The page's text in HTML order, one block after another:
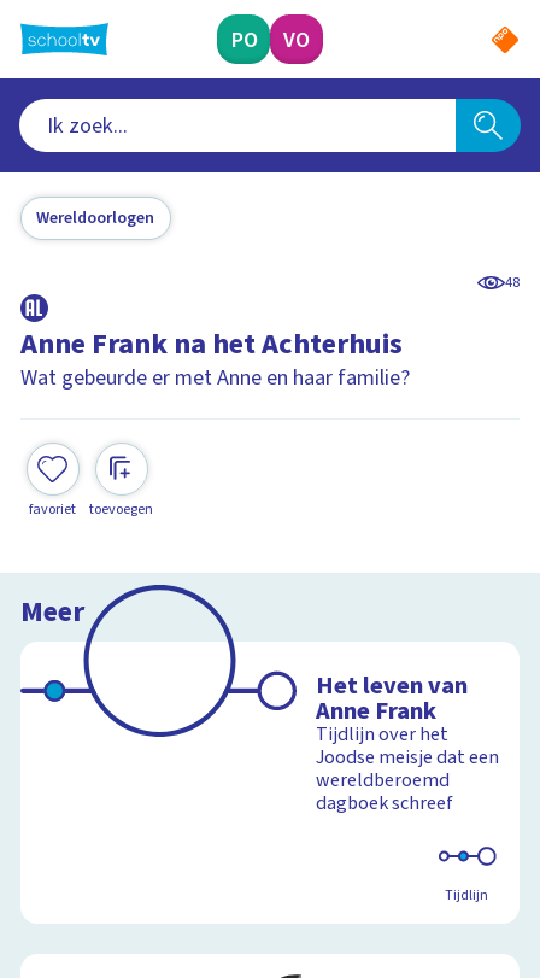
naar
hoofdinhoud
PO VO
Wereldoorlogen
48
Anne Frank na het Achterhuis
Wat gebeurde er met Anne en haar familie?
favoriet toevoegen
Meer
Het leven van
Anne Frank
Tijdlijn over het
Joodse meisje dat een
wereldberoemd
dagboek schreef
Tijdlijn